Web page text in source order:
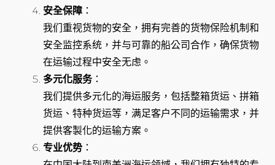
安全保障 ：
我们重视货物的安全，拥有完善的货物保险机制和
安全监控系统，并与可靠的船公司合作，确保货物
在运输过程中安全无虑。
多元化服务：
我们提供多元化的海运服务，包括整箱货运、拼箱
货运、特种货运等，满足客户不同的运输需求，并
提供客製化的运输方案。
专业优势 ：